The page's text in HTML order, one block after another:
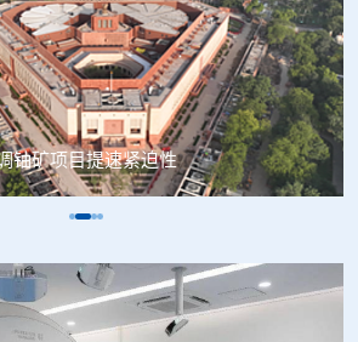
式设立 中国同辐持股90%打通核医疗全产